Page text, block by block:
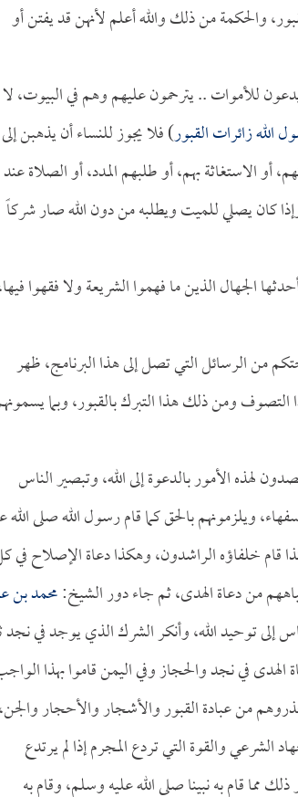
والحكمة من ذلك والله أعلم لأنهن قد يفتن أو
للأموات .. يترحمون عليهم وهم في البيوت، لا
الله زائرات القبور) فلا يجوز للنساء أن يذهبن إلى
أو الاستغاثة بهم، أو طلبهم المدد، أو الصلاة عند
كان يصلي للميت ويطلبه من دون الله صار شركاً
الجهال الذين ما فهموا الشريعة ولا فقهوا
من الرسائل التي تصل إلى هذا البرنامج، ظهر
ومن ذلك هذا التبرك بالقبور، وبما
لهذه الأمور بالدعوة إلى الله، وتبصير الناس
ويلزمونهم بالحق كما قام رسول الله صلى الله
قام خلفاؤه الراشدون، وهكذا دعاة الإصلاح في
من دعاة الهدى، ثم جاء دور الشيخ:محمد بن
إلى توحيد الله، وأنكر الشرك الذي يوجد في
الهدى في نجد والحجاز وفي اليمن قاموا بهذا
من عبادة القبور والأشجار والأحجار
الشرعي والقوة التي تردع المجرم إذا لم يرتدع
مما قام به نبينا صلى الله عليه وسلم، وقام به